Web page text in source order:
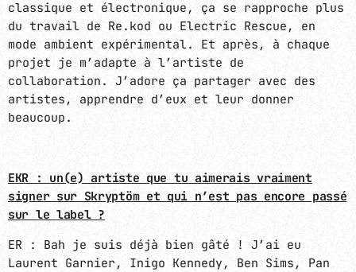
classique et électronique, ça se rapproche plus
du travail de Re.kod ou Electric Rescue, en
mode ambient expérimental. Et après, à chaque
projet je m’adapte à l’artiste de
collaboration. J’adore ça partager avec des
artistes, apprendre d’eux et leur donner
beaucoup.
EKR : un(e) artiste que tu aimerais vraiment
signer sur Skryptöm et qui n’est pas encore passé
sur le label ?
ER : Bah je suis déjà bien gâté ! J’ai eu
Laurent Garnier, Inigo Kennedy, Ben Sims, Pan